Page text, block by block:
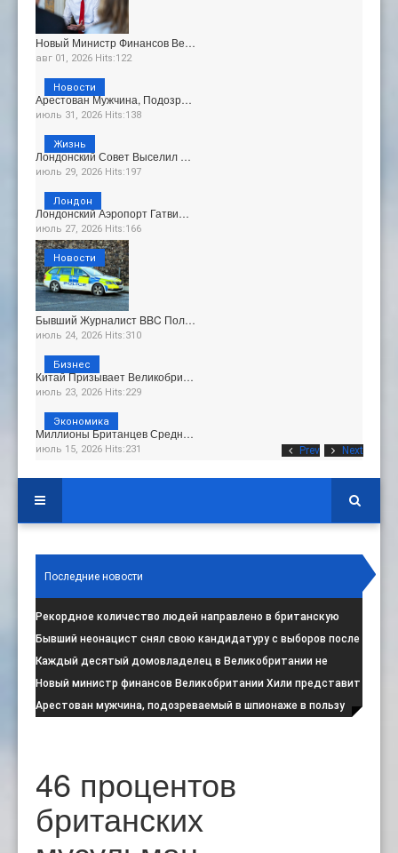
Prev Next
Новый Министр Финансов Ве…
авг 01, 2026 Hits:122
Арестован Мужчина, Подозр…
июль 31, 2026 Hits:138
Новости
Лондонский Совет Выселил …
июль 29, 2026 Hits:197
Жизнь
Лондонский Аэропорт Гатви…
июль 27, 2026 Hits:166
Лондон
Бывший Журналист BBC Пол…
июль 24, 2026 Hits:310
Новости
Китай Призывает Великобри…
июль 23, 2026 Hits:229
Бизнес
Миллионы Британцев Средн…
июль 15, 2026 Hits:231
Экономика
Последние новости
Рекордное количество людей направлено в британскую
программу по борьбе с радикал:
Бывший неонацист снял свою кандидатуру с выборов после
негативной реакции общест:
Каждый десятый домовладелец в Великобритании не
намерен соблюдать запрет на испо:
Новый министр финансов Великобритании Хили представит
свой первый бюджет 28 октя:
Арестован мужчина, подозреваемый в шпионаже в пользу
46 процентов
британских